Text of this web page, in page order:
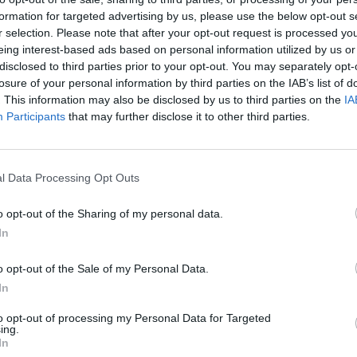
for targeted advertising by us, please use the below opt-out
selection. Please note that after your opt-out request is processed
interest-based ads based on personal information utilized by us
to third parties prior to your opt-out. You may separately
of your personal information by third parties on the IAB’s list of
This information may also be disclosed by us to third parties on the
Participants that may further disclose it to other third parties.
Data Processing Opt Outs
opt-out of the Sharing of my personal data.
opt-out of the Sale of my Personal Data.
opt-out of processing my Personal Data for Targeted
quotidiens de Maître des Mots. Les développeurs du
jour ! Cela signifie plus de plaisir pour nous tous,
ici, il y a de fortes chances que vous recherchiez Maître
a créé cette page et la mettra à jour tous les jours
d'ajouter cette page à vos signets afin que
lettres. Entrez toutes les